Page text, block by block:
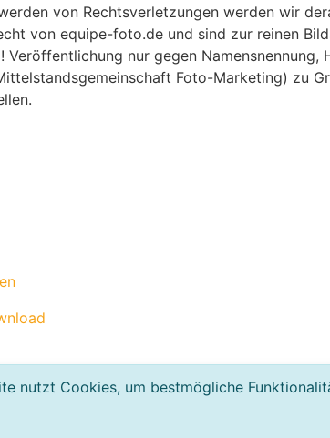
von Rechtsverletzungen werden wir
von equipe-foto.de und sind zur reinen
nur gegen
Foto-Marketing) zu
nutzt Cookies, um bestmögliche
AGB Impressum